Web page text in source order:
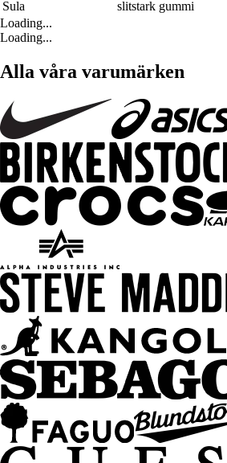
Sula
slitstark gummi
Loading...
Loading...
Alla våra varumärken